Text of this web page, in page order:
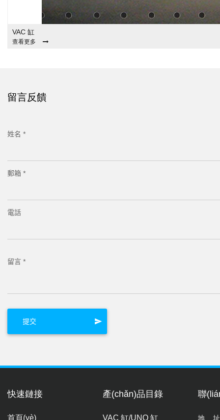
VAC 缸
查看更多
留言反饋
姓名 *
郵箱 *
電話
留言 *
快速鏈接
首頁(yè)
產(chǎn)品目錄
VAC 缸/UNO 缸
聯
地址